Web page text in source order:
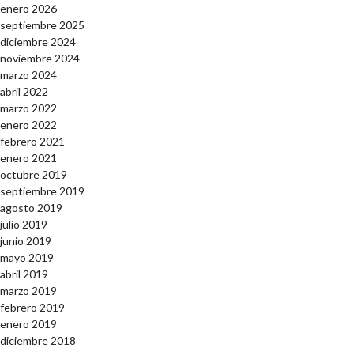
enero 2026
septiembre 2025
diciembre 2024
noviembre 2024
marzo 2024
abril 2022
marzo 2022
enero 2022
febrero 2021
enero 2021
octubre 2019
septiembre 2019
agosto 2019
julio 2019
junio 2019
mayo 2019
abril 2019
marzo 2019
febrero 2019
enero 2019
diciembre 2018